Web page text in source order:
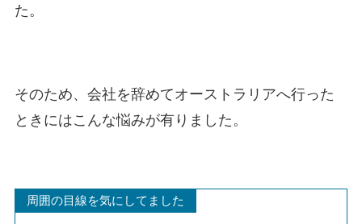
た。
そのため、会社を辞めてオーストラリアへ行った
ときにはこんな悩みが有りました。
周囲の目線を気にしてました